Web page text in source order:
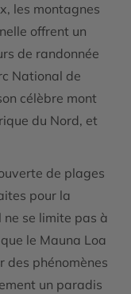
les montagnes
offrent un
de randonnée
National de
célèbre mont
du Nord, et
de plages
pour la
se limite pas à
le Mauna Loa
des phénomènes
un paradis